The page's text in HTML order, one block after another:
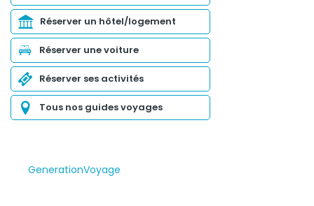
Réserver un hôtel/logement
Réserver une voiture
Réserver ses activités
Tous nos guides voyages
GenerationVoyage